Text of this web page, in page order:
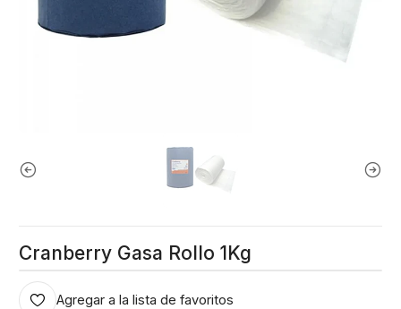
Cranberry Gasa Rollo 1Kg
Agregar a la lista de favoritos